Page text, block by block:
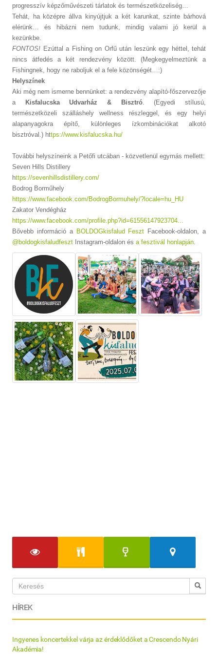
progresszív képzőművészeti tárlatok és természetközeliség…
Tehát, ha középre állva kinyújtjuk a két karunkat, szinte bárhová
elérünk… és hibázni nem tudunk, mindig valami jó kerül a
kezünkbe.
FONTOS! Ezúttal a Fishing on Orfű után leszünk egy héttel, tehát
nincs átfedés a két rendezvény között. (Megkegyelmeztünk a
Fishingnek, hogy ne raboljuk el a fele közönségét…:)
Helyszínek
Aki még nem ismerne bennünket: a rendezvény alapító-főszervezője
a
Kisfalucska Udvarház & Bisztró. (Egyedi stílusú,
természetközeli szálláshely wellness részleggel, és egy helyi
alapanyagokra építő, különleges ízkombinációkat alkotó
bisztróval.) https://www.kisfalucska.hu/
További helyszíneink a Petőfi utcában - közvetlenül egymás mellett:
Seven Hills Distillery
https://sevenhillsdistillery.com/
Bodrog Borműhely
https://www.facebook.com/BodrogBormuhely/?locale=hu_HU
Zakator Vendégház
https://www.facebook.com/profile.php?id=61556147923704...
Bővebb információ a BOLDOGkisfalud Feszt Facebook-oldalon, a
@boldogkisfaludfeszt Instagram-oldalon és a fesztivál honlapján.
HÍREK
Ingyenes koncertekkel várja az érdeklődőket a Crescendo Nyári
Akadémia!